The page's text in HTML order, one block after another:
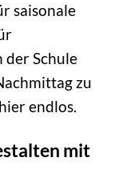
saisonale
Schule
zu
endlos.
mit